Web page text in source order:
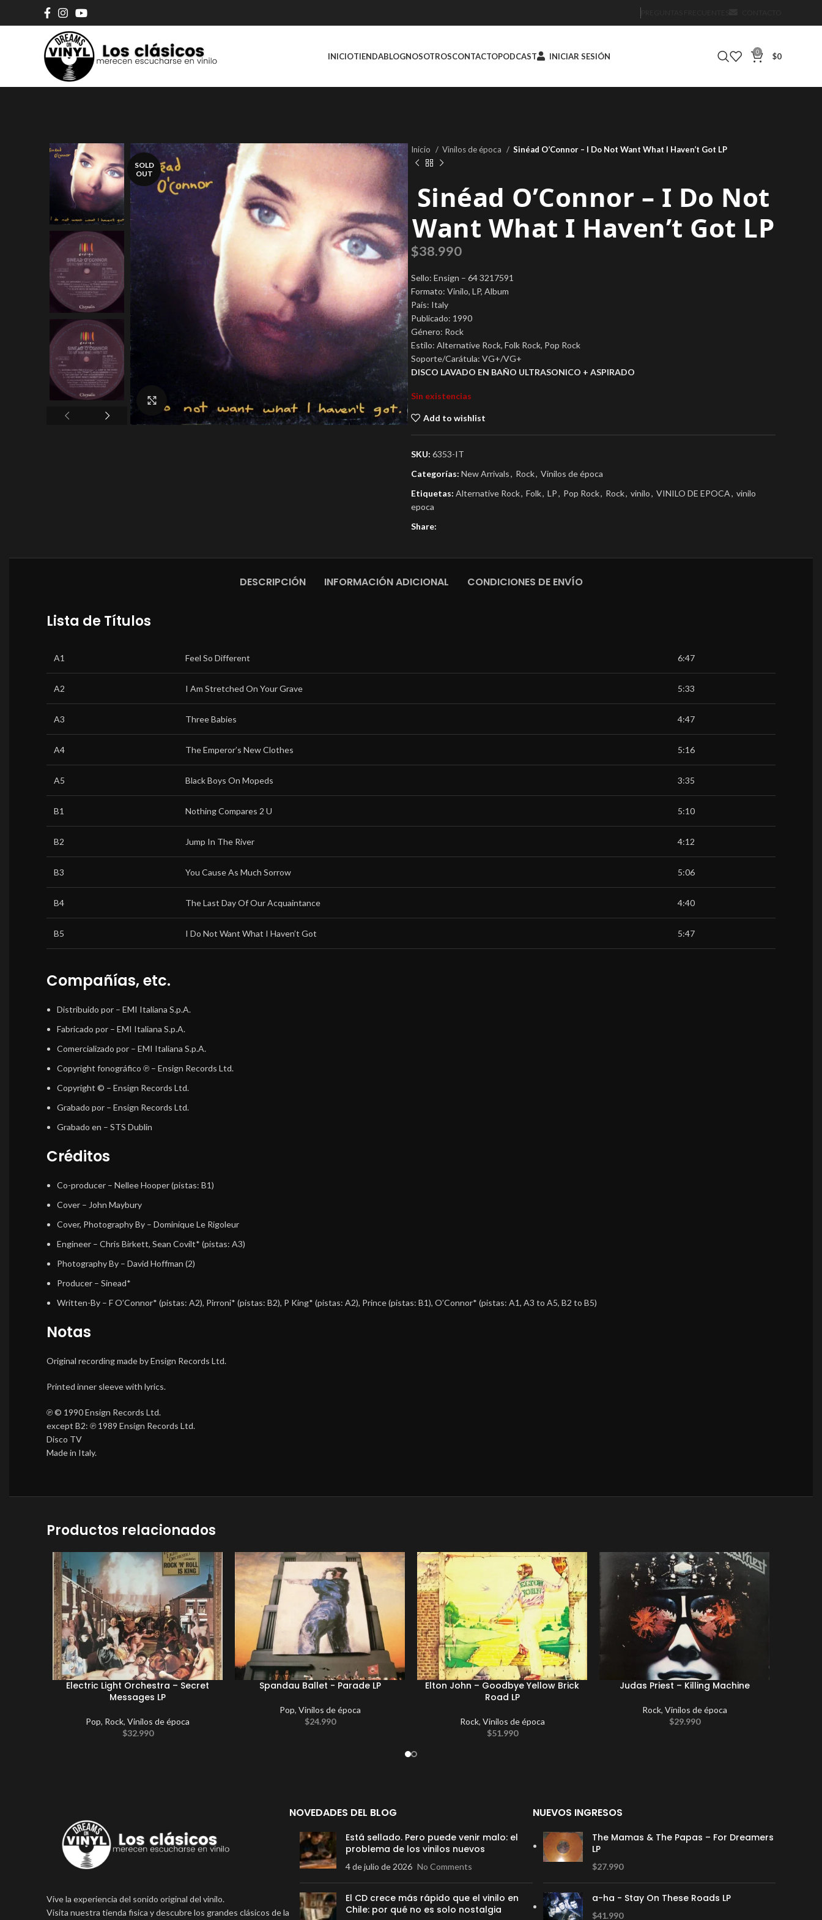
INICIOTIENDABLOGNOSOTROSCONTACTOPODCAST INICIAR SESIÓN 0 $0
SOLD
OUT
Click to enlarge
Inicio Vinilos de época Sinéad O’Connor – I Do Not Want What I Haven’t Got LP
Sinéad O’Connor – I Do Not
Want What I Haven’t Got LP
$38.990
Sello: Ensign – 64 3217591
Formato: Vinilo, LP, Album
País: Italy
Publicado: 1990
Género: Rock
Estilo: Alternative Rock, Folk Rock, Pop Rock
Soporte/Carátula: VG+/VG+
DISCO LAVADO EN BAÑO ULTRASONICO + ASPIRADO
Sin existencias
Add to wishlist
SKU: 6353-IT
Categorías: New Arrivals, Rock, Vinilos de época
Etiquetas: Alternative Rock, Folk, LP, Pop Rock, Rock, vinilo, VINILO DE EPOCA, vinilo
epoca
Share:
DESCRIPCIÓN INFORMACIÓN ADICIONAL CONDICIONES DE ENVÍO
Lista de Títulos
A1 Feel So Different 6:47
A2 I Am Stretched On Your Grave 5:33
A3 Three Babies 4:47
A4 The Emperor’s New Clothes 5:16
A5 Black Boys On Mopeds 3:35
B1 Nothing Compares 2 U 5:10
B2 Jump In The River 4:12
B3 You Cause As Much Sorrow 5:06
B4 The Last Day Of Our Acquaintance 4:40
B5 I Do Not Want What I Haven’t Got 5:47
Compañías, etc.
Distribuido por – EMI Italiana S.p.A.
Fabricado por – EMI Italiana S.p.A.
Comercializado por – EMI Italiana S.p.A.
Copyright fonográfico ℗ – Ensign Records Ltd.
Copyright © – Ensign Records Ltd.
Grabado por – Ensign Records Ltd.
Grabado en – STS Dublin
Créditos
Co-producer – Nellee Hooper(pistas: B1)
Cover – John Maybury
Cover, Photography By – Dominique Le Rigoleur
Engineer – Chris Birkett, Sean Covilt* (pistas: A3)
Photography By – David Hoffman (2)
Producer – Sinead*
Written-By – F O’Connor* (pistas: A2), Pirroni* (pistas: B2), P King* (pistas: A2), Prince(pistas: B1), O’Connor* (pistas: A1, A3 to A5, B2 to B5)
Notas
Original recording made by Ensign Records Ltd.
Printed inner sleeve with lyrics.
℗ © 1990 Ensign Records Ltd.
except B2: ℗ 1989 Ensign Records Ltd.
Disco TV
Made in Italy.
Productos relacionados
Electric Light Orchestra – Secret
Messages LP
Pop, Rock, Vinilos de época
$32.990
Spandau Ballet ‎- Parade LP
Pop, Vinilos de época
$24.990
Elton John ‎– Goodbye Yellow Brick
Road LP
Rock, Vinilos de época
$51.990
Judas Priest ‎– Killing Machine
Rock, Vinilos de época
$29.990
Vive la experiencia del sonido original del vinilo.
Visita nuestra tienda fisica y descubre los grandes clásicos de la
NOVEDADES DEL BLOG
Está sellado. Pero puede venir malo: el
problema de los vinilos nuevos
4 de julio de 2026 No Comments
El CD crece más rápido que el vinilo en
Chile: por qué no es solo nostalgia
NUEVOS INGRESOS
The Mamas & The Papas – For Dreamers
LP
$27.990
a-ha - Stay On These Roads LP
$41.990